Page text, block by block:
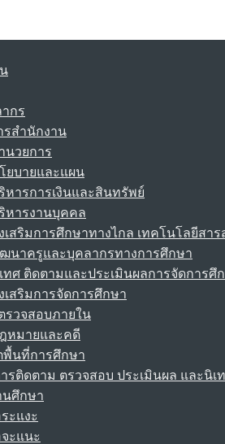
กร
รสำนักงาน
นวยการ
ยบายและแผน
หารการเงินและสินทรัพย์
หารงานบุคคล
เสริมการศึกษาทางไกล เทคโนโลยีสา
นาครูและบุคลากรทางการศึกษา
ทศ ติดตามและประเมินผลการจัดการศึ
เสริมการจัดการศึกษา
รวจสอบภายใน
หมายและคดี
พื้นที่การศึกษา
ติดตาม ตรวจสอบ ประเมินผล และนิเ
นศึกษา
ะแงะ
ะแนะ